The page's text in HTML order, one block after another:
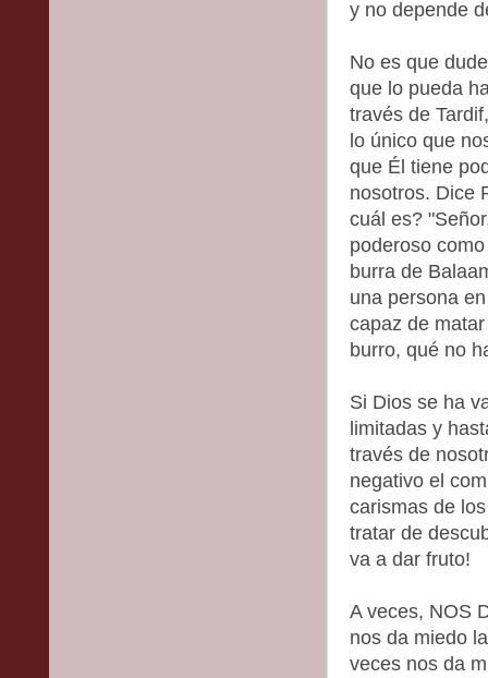
y no depende
No es que
que lo pueda
través de
lo único que
que Él tiene
nosotros. Dice
cuál es?
poderoso
burra de
una persona
capaz de
burro, qué no
Si Dios se ha
limitadas y
través de
negativo el
carismas de
tratar de
va a dar fruto!
A veces, NOS
nos da miedo
veces nos da